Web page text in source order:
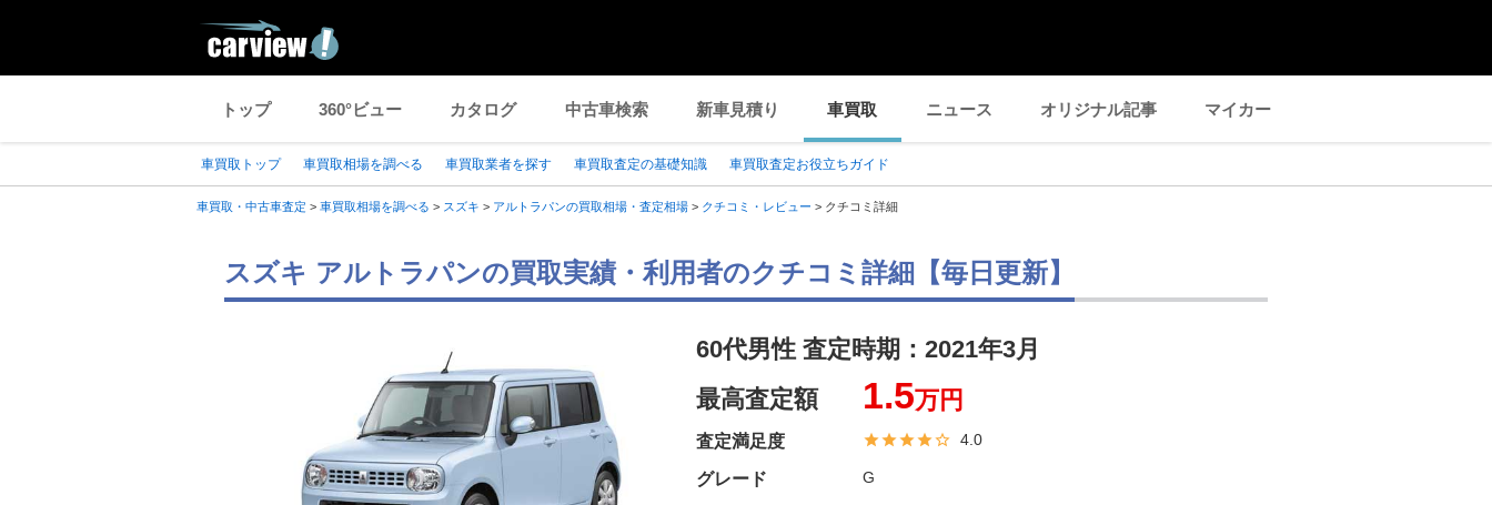
トップ 360°ビュー カタログ 中古車検索 新車見積り 車買取 ニュース オリジナル記事 マイカー
車買取トップ 車買取相場を調べる 車買取業者を探す 車買取査定の基礎知識 車買取査定お役立ちガイド
車買取・中古車査定 > 車買取相場を調べる > スズキ > アルトラパンの買取相場・査定相場 > クチコミ・レビュー > クチコミ詳細
スズキ アルトラパンの買取実績・利用者のクチコミ詳細【毎日更新】
60代男性 査定時期： 2021年3月
最高査定額
1.5万円
査定満足度 4.0
グレード G